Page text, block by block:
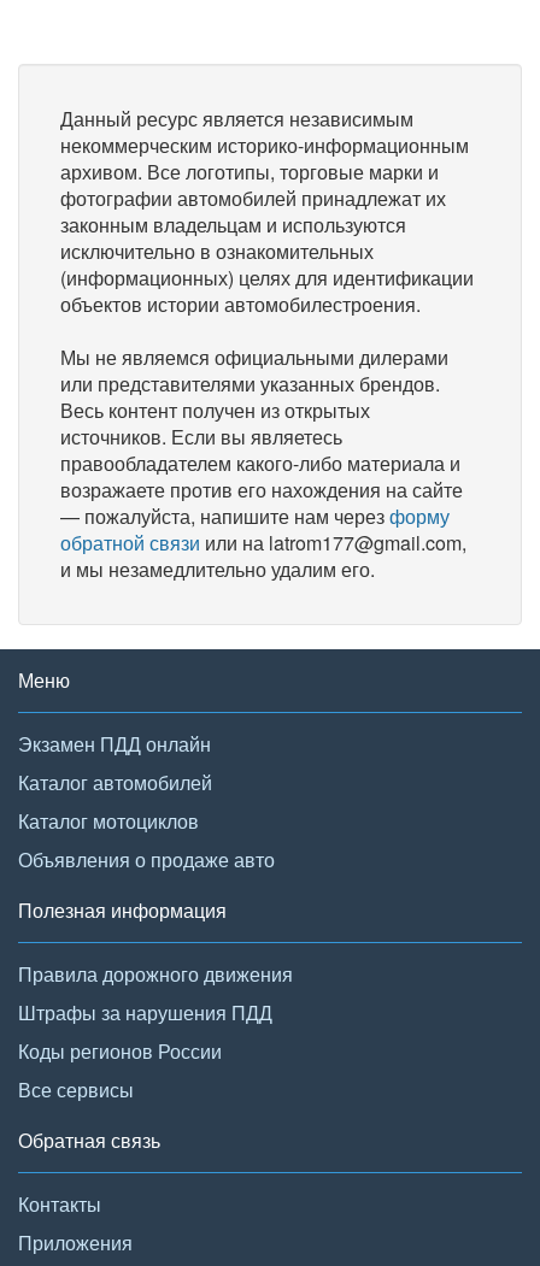
Данный ресурс является независимым
некоммерческим историко-информационным
архивом. Все логотипы, торговые марки и
фотографии автомобилей принадлежат их
законным владельцам и используются
исключительно в ознакомительных
(информационных) целях для идентификации
объектов истории автомобилестроения.
Мы не являемся официальными дилерами
или представителями указанных брендов.
Весь контент получен из открытых
источников. Если вы являетесь
правообладателем какого-либо материала и
возражаете против его нахождения на сайте
— пожалуйста, напишите нам черезформу
обратной связи или на latrom177@gmail.com,
и мы незамедлительно удалим его.
Меню
Экзамен ПДД онлайн
Каталог автомобилей
Каталог мотоциклов
Объявления о продаже авто
Полезная информация
Правила дорожного движения
Штрафы за нарушения ПДД
Коды регионов России
Все сервисы
Обратная связь
Контакты
Приложения